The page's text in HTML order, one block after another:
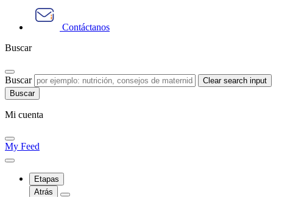
Contáctanos
Buscar
Buscar Clear search input
Mi cuenta
My Feed
Etapas
Atrás